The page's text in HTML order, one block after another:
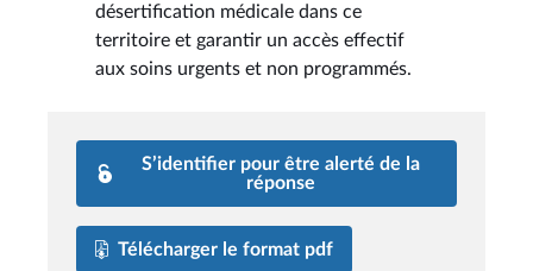
désertification médicale dans ce
territoire et garantir un accès effectif
aux soins urgents et non programmés.
S’identifier pour être alerté de la
réponse
Télécharger le format pdf